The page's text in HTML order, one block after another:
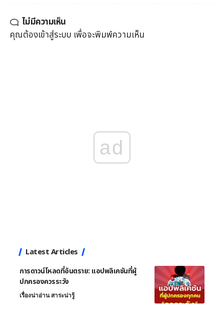
ไม่มีความเห็น
คุณต้องเข้าสู่ระบบ เพื่อจะพิมพ์ความเห็น
ad
Latest Articles
การดาวน์โหลดที่อันตราย: แอปพลิเคชันที่ผู้
ปกครองควรระวัง
เรื่องน่าอ่าน สาระน่ารู้